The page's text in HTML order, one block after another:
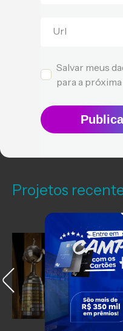
Url
Salvar meus
para a
Projetos